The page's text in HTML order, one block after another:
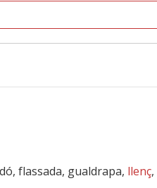
flassada, gualdrapa, llenç,